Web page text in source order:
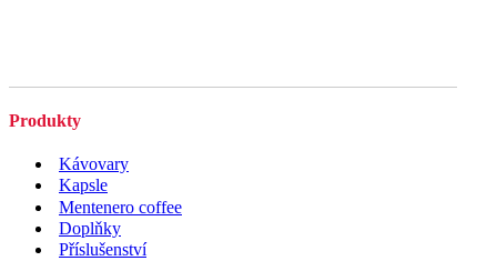
Produkty
Kávovary
Kapsle
Mentenero coffee
Doplňky
Příslušenství